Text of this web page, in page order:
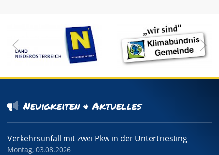
Neuigkeiten & Aktuelles
Verkehrsunfall mit zwei Pkw in der Untertriesting
Montag, 03.08.2026